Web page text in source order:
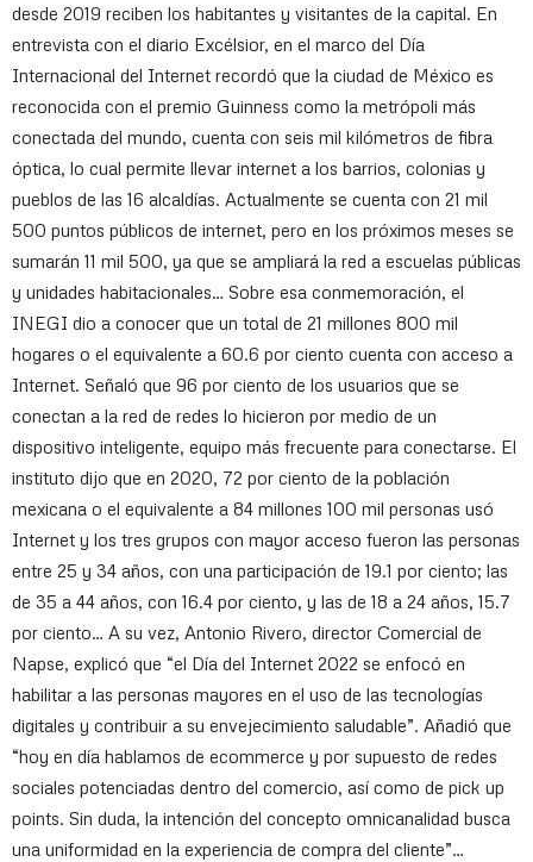
desde 2019 reciben los habitantes y visitantes de la capital. En
entrevista con el diario Excélsior, en el marco del Día
Internacional del Internet recordó que la ciudad de México es
reconocida con el premio Guinness como la metrópoli más
conectada del mundo, cuenta con seis mil kilómetros de fibra
óptica, lo cual permite llevar internet a los barrios, colonias y
pueblos de las 16 alcaldías. Actualmente se cuenta con 21 mil
500 puntos públicos de internet, pero en los próximos meses se
sumarán 11 mil 500, ya que se ampliará la red a escuelas públicas
y unidades habitacionales… Sobre esa conmemoración, el
INEGI dio a conocer que un total de 21 millones 800 mil
hogares o el equivalente a 60.6 por ciento cuenta con acceso a
Internet. Señaló que 96 por ciento de los usuarios que se
conectan a la red de redes lo hicieron por medio de un
dispositivo inteligente, equipo más frecuente para conectarse. El
instituto dijo que en 2020, 72 por ciento de la población
mexicana o el equivalente a 84 millones 100 mil personas usó
Internet y los tres grupos con mayor acceso fueron las personas
entre 25 y 34 años, con una participación de 19.1 por ciento; las
de 35 a 44 años, con 16.4 por ciento, y las de 18 a 24 años, 15.7
por ciento… A su vez, Antonio Rivero, director Comercial de
Napse, explicó que “el Día del Internet 2022 se enfocó en
habilitar a las personas mayores en el uso de las tecnologías
digitales y contribuir a su envejecimiento saludable”. Añadió que
“hoy en día hablamos de ecommerce y por supuesto de redes
sociales potenciadas dentro del comercio, así como de pick up
points. Sin duda, la intención del concepto omnicanalidad busca
una uniformidad en la experiencia de compra del cliente”…